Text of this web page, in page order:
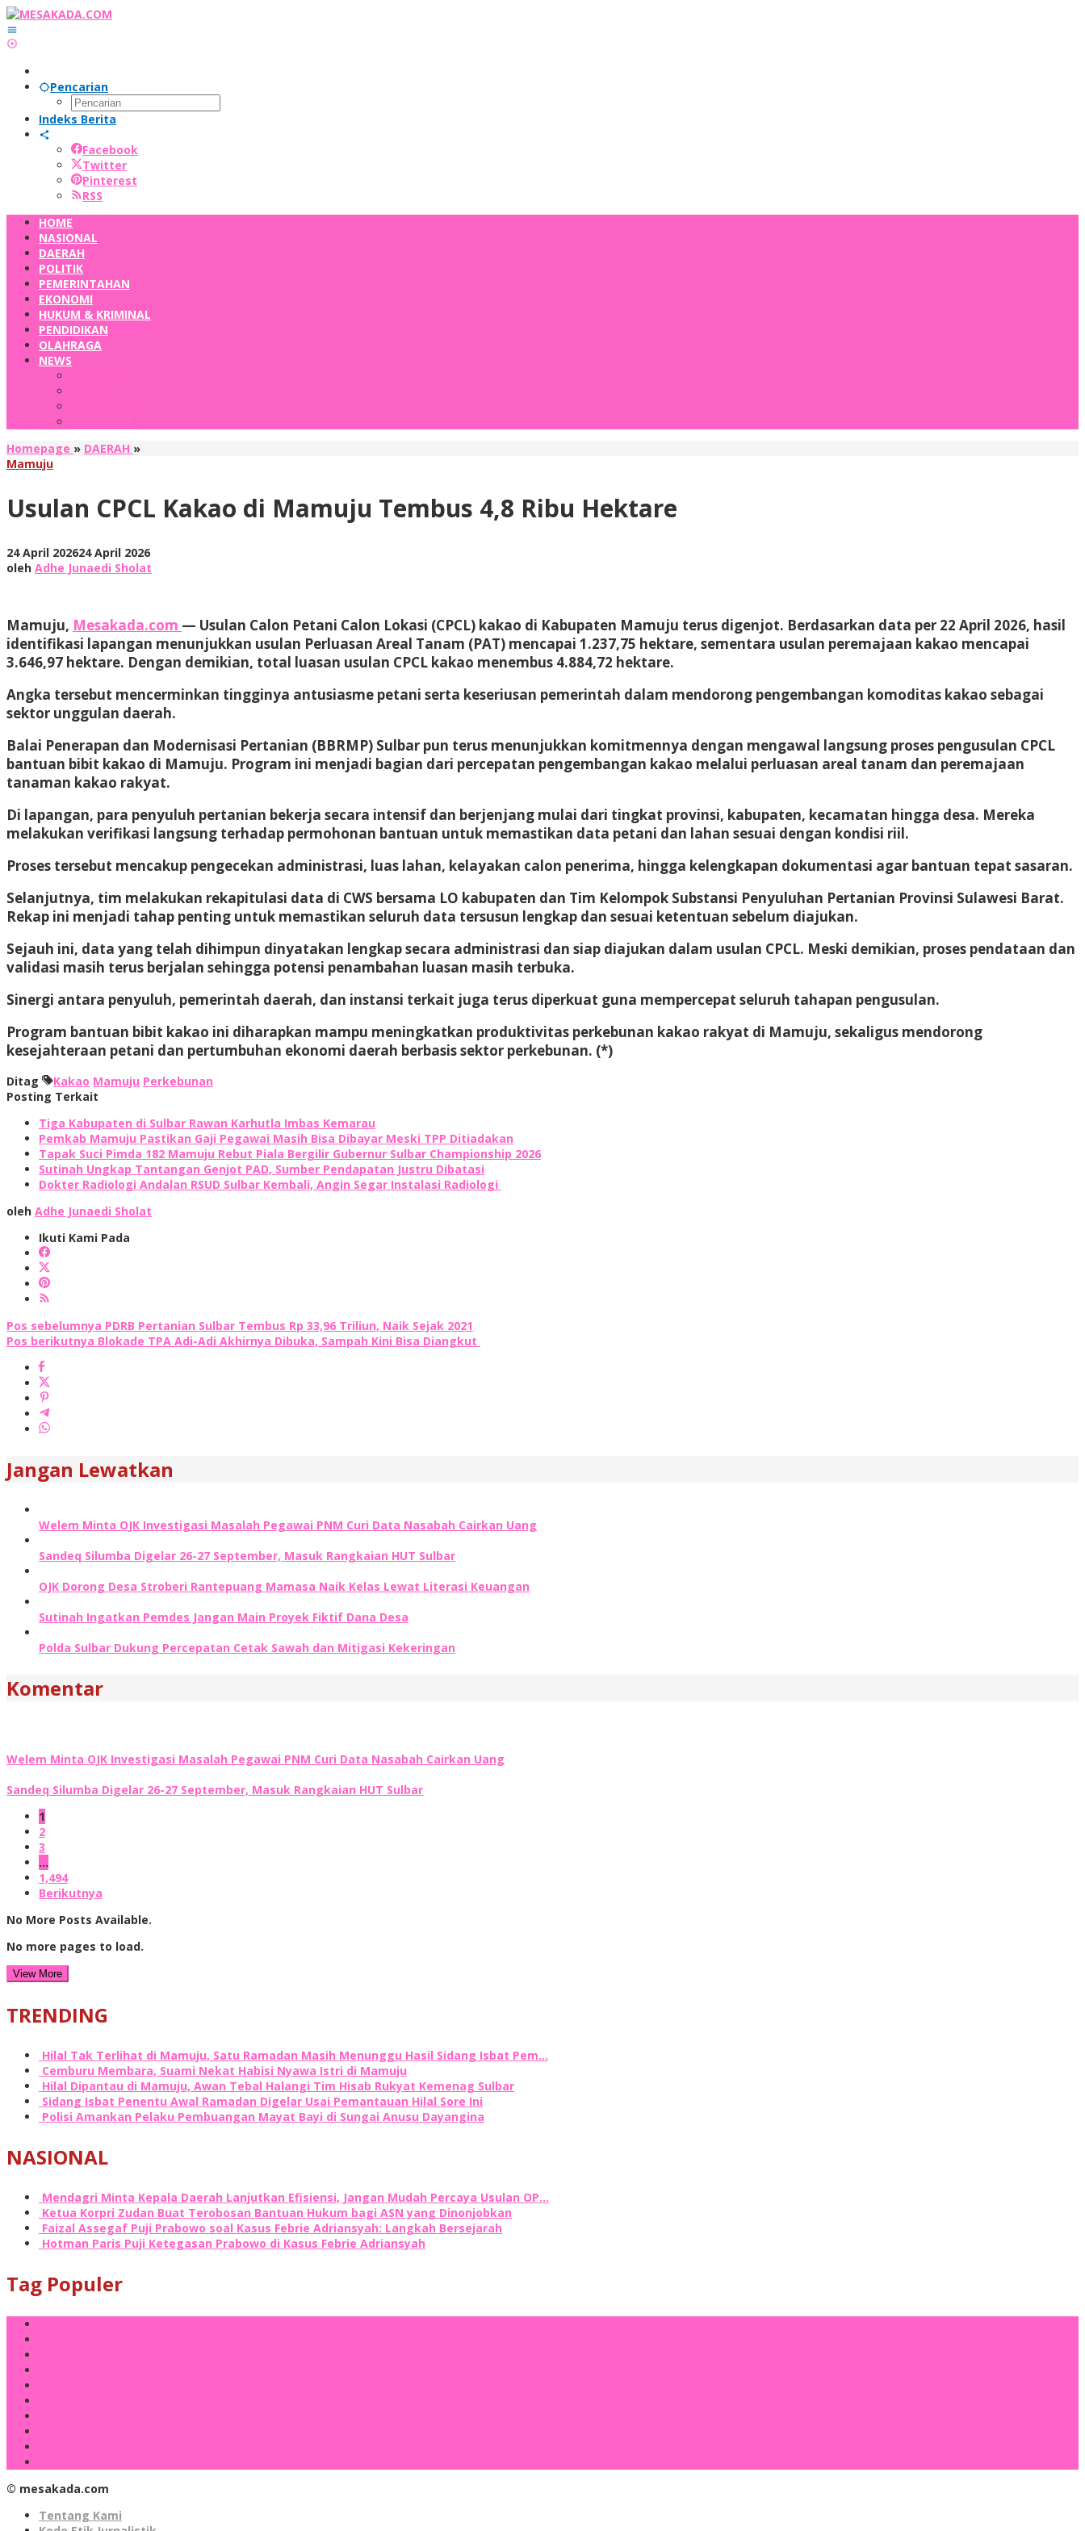
Lewati
ke
konten
Pencarian
Indeks Berita
Facebook
Twitter
Pinterest
RSS
HOME
NASIONAL
DAERAH
POLITIK
PEMERINTAHAN
EKONOMI
HUKUM & KRIMINAL
PENDIDIKAN
OLAHRAGA
NEWS
Homepage » DAERAH »Usulan
Mamuju
Ribu
Hektare
Mamuju
Usulan CPCL Kakao di Mamuju Tembus 4,8 Ribu Hektare
24 April 202624 April 2026oleh
Adhe
oleh Adhe Junaedi Sholat
Mamuju, Mesakada.com — Usulan Calon Petani Calon Lokasi (CPCL) kakao di Kabupaten Mamuju terus digenjot. Berdasarkan data per 22 April 2026, hasil
identifikasi lapangan menunjukkan usulan Perluasan Areal Tanam (PAT) mencapai 1.237,75 hektare, sementara usulan peremajaan kakao mencapai
3.646,97 hektare. Dengan demikian, total luasan usulan CPCL kakao menembus 4.884,72 hektare.
Angka tersebut mencerminkan tingginya antusiasme petani serta keseriusan pemerintah dalam mendorong pengembangan komoditas kakao sebagai
sektor unggulan daerah.
Balai Penerapan dan Modernisasi Pertanian (BBRMP) Sulbar pun terus menunjukkan komitmennya dengan mengawal langsung proses pengusulan CPCL
bantuan bibit kakao di Mamuju. Program ini menjadi bagian dari percepatan pengembangan kakao melalui perluasan areal tanam dan peremajaan
tanaman kakao rakyat.
Di lapangan, para penyuluh pertanian bekerja secara intensif dan berjenjang mulai dari tingkat provinsi, kabupaten, kecamatan hingga desa. Mereka
melakukan verifikasi langsung terhadap permohonan bantuan untuk memastikan data petani dan lahan sesuai dengan kondisi riil.
Proses tersebut mencakup pengecekan administrasi, luas lahan, kelayakan calon penerima, hingga kelengkapan dokumentasi agar bantuan tepat sasaran.
Selanjutnya, tim melakukan rekapitulasi data di CWS bersama LO kabupaten dan Tim Kelompok Substansi Penyuluhan Pertanian Provinsi Sulawesi Barat.
Rekap ini menjadi tahap penting untuk memastikan seluruh data tersusun lengkap dan sesuai ketentuan sebelum diajukan.
Sejauh ini, data yang telah dihimpun dinyatakan lengkap secara administrasi dan siap diajukan dalam usulan CPCL. Meski demikian, proses pendataan dan
validasi masih terus berjalan sehingga potensi penambahan luasan masih terbuka.
Sinergi antara penyuluh, pemerintah daerah, dan instansi terkait juga terus diperkuat guna mempercepat seluruh tahapan pengusulan.
Program bantuan bibit kakao ini diharapkan mampu meningkatkan produktivitas perkebunan kakao rakyat di Mamuju, sekaligus mendorong
kesejahteraan petani dan pertumbuhan ekonomi daerah berbasis sektor perkebunan. (*)
Ditag Kakao Mamuju Perkebunan
Posting Terkait
Tiga Kabupaten di Sulbar Rawan Karhutla Imbas Kemarau
Pemkab Mamuju Pastikan Gaji Pegawai Masih Bisa Dibayar Meski TPP Ditiadakan
Tapak Suci Pimda 182 Mamuju Rebut Piala Bergilir Gubernur Sulbar Championship 2026
Sutinah Ungkap Tantangan Genjot PAD, Sumber Pendapatan Justru Dibatasi
Dokter Radiologi Andalan RSUD Sulbar Kembali, Angin Segar Instalasi Radiologi
oleh Adhe Junaedi Sholat
Ikuti Kami Pada
Navigasi
pos
Pos sebelumnya PDRB Pertanian Sulbar Tembus Rp 33,96 Triliun, Naik Sejak 2021
Pos berikutnya Blokade TPA Adi-Adi Akhirnya Dibuka, Sampah Kini Bisa Diangkut
Jangan Lewatkan
Welem Minta OJK Investigasi Masalah Pegawai PNM Curi Data Nasabah Cairkan Uang
Sandeq Silumba Digelar 26-27 September, Masuk Rangkaian HUT Sulbar
OJK Dorong Desa Stroberi Rantepuang Mamasa Naik Kelas Lewat Literasi Keuangan
Sutinah Ingatkan Pemdes Jangan Main Proyek Fiktif Dana Desa
Polda Sulbar Dukung Percepatan Cetak Sawah dan Mitigasi Kekeringan
Komentar
Welem Minta OJK Investigasi Masalah Pegawai PNM Curi Data Nasabah Cairkan Uang
Sandeq Silumba Digelar 26-27 September, Masuk Rangkaian HUT Sulbar
1
2
3
…
1,494
Berikutnya
No More Posts Available.
No more pages to load.
View More
TRENDING
Hilal Tak Terlihat di Mamuju, Satu Ramadan Masih Menunggu Hasil Sidang Isbat Pem…
Cemburu Membara, Suami Nekat Habisi Nyawa Istri di Mamuju
Hilal Dipantau di Mamuju, Awan Tebal Halangi Tim Hisab Rukyat Kemenag Sulbar
Sidang Isbat Penentu Awal Ramadan Digelar Usai Pemantauan Hilal Sore Ini
Polisi Amankan Pelaku Pembuangan Mayat Bayi di Sungai Anusu Dayangina
NASIONAL
Mendagri Minta Kepala Daerah Lanjutkan Efisiensi, Jangan Mudah Percaya Usulan OP…
Ketua Korpri Zudan Buat Terobosan Bantuan Hukum bagi ASN yang Dinonjobkan
Faizal Assegaf Puji Prabowo soal Kasus Febrie Adriansyah: Langkah Bersejarah
Hotman Paris Puji Ketegasan Prabowo di Kasus Febrie Adriansyah
Tag Populer
© mesakada.com
Tentang Kami